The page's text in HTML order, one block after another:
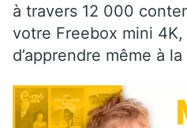
à travers 12 000
votre Freebox mini
d’apprendre même à